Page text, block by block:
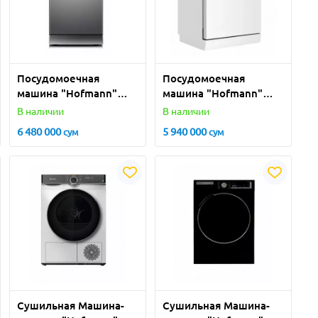
Посудомоечная
машина "Hofmann"
DW-М107S/HF
комплектов
В наличии
6 480 000сум
Посудомоечная
машина "Hofmann"
DW-В127WH/HF
В наличии
5 940 000сум
Сушильная Машина-
Сушильная Машина-